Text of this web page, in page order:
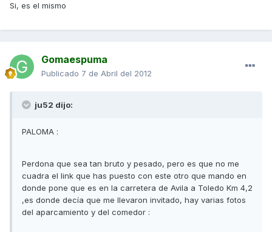
Si, es el mismo
Gomaespuma
Publicado 7 de Abril del 2012
ju52 dijo:
PALOMA :
Perdona que sea tan bruto y pesado, pero es que no me
cuadra el link que has puesto con este otro que mando en
donde pone que es en la carretera de Avila a Toledo Km 4,2
,es donde decía que me llevaron invitado, hay varias fotos
del aparcamiento y del comedor :